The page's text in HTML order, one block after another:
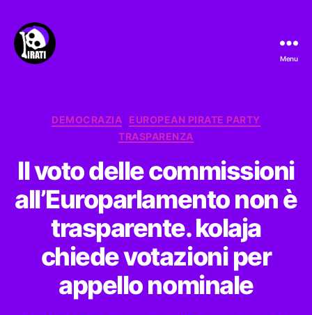
Menu
Categorie
DEMOCRAZIA
EUROPEAN PIRATE PARTY
TRASPARENZA
Il voto delle commissioni
all’Europarlamento non è
trasparente. kolaja
chiede votazioni per
appello nominale